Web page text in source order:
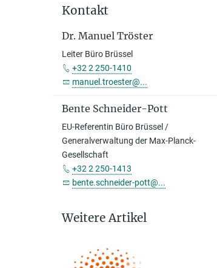
Kontakt
Dr. Manuel Tröster
Leiter Büro Brüssel
+32 2 250-1410
manuel.troester@...
Bente Schneider-Pott
EU-Referentin Büro Brüssel /
Generalverwaltung der Max-Planck-
Gesellschaft
+32 2 250-1413
bente.schneider-pott@...
Weitere Artikel